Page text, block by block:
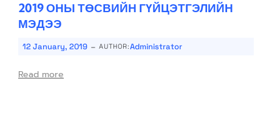
2019 ОНЫ ТӨСВИЙН ГҮЙЦЭТГЭЛИЙН
МЭДЭЭ
12 January, 2019 - AUTHOR:Administrator
Read more